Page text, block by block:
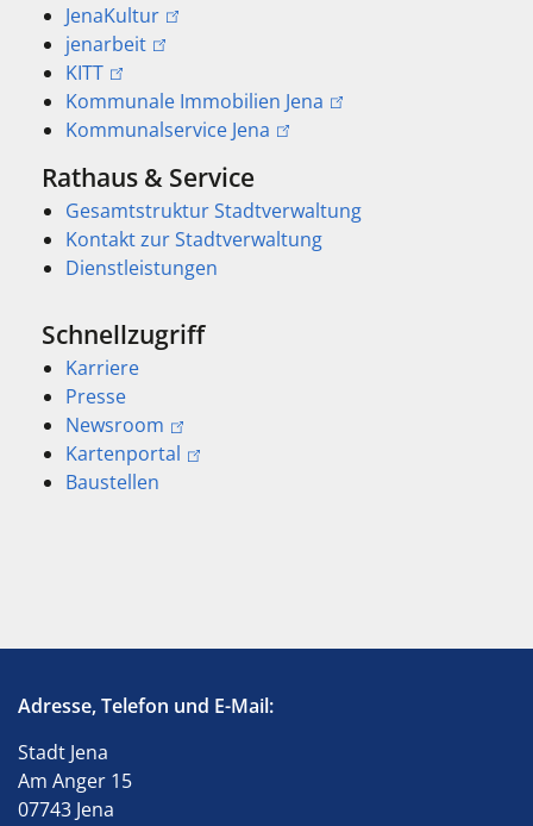
JenaKultur
jenarbeit
KITT
Kommunale Immobilien Jena
Kommunalservice Jena
Rathaus & Service
Gesamtstruktur Stadtverwaltung
Kontakt zur Stadtverwaltung
Dienstleistungen
Schnellzugriff
Karriere
Presse
Newsroom
Kartenportal
Baustellen
Adresse, Telefon und E-Mail:
Stadt Jena
Am Anger 15
07743 Jena